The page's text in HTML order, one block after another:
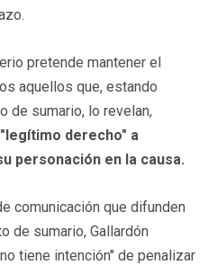
pretende mantener el
aquellos que, estando
de sumario, lo revelan,
derecho" a
personación en la causa.
comunicación que difunden
de sumario, Gallardón
tiene intención" de penalizar